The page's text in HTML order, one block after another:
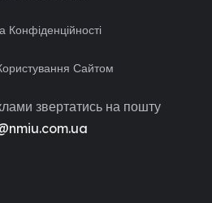
Конфіденційності
Сайтом
звертатись на пошту